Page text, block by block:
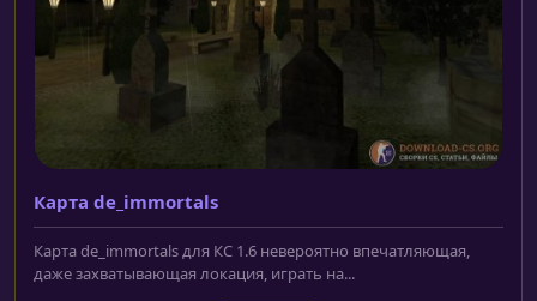
Карта de_immortals
Карта de_immortals для КС 1.6 невероятно впечатляющая,
даже захватывающая локация, играть на...